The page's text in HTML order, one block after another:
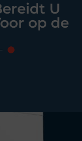
U
op de